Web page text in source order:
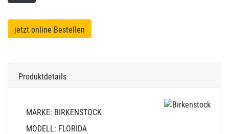
jetzt online Bestellen
Produktdetails
MARKE: BIRKENSTOCK
MODELL: FLORIDA